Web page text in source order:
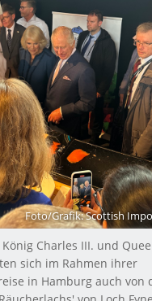
Foto/Grafik: Scottish
Charles III. und
sich im Rahmen ihrer
in Hamburg auch von